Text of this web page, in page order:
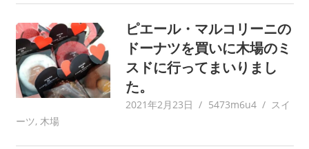
ピエール・マルコリーニの
ドーナツを買いに木場のミ
スドに行ってまいりまし
た。
2021年2月23日 5473m6u4
スイ
ーツ, 木場